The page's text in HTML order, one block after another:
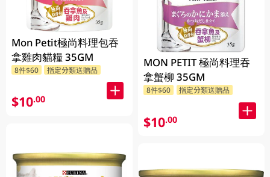
Mon Petit極尚料理包吞
拿雞肉貓糧 35GM
8件$60 指定分類送贈品
$10.00
MON PETIT 極尚料理吞
拿蟹柳 35GM
8件$60 指定分類送贈品
$10.00